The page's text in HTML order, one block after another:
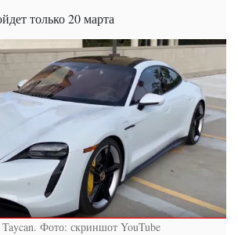
только 20 марта
Taycan. Фото: скриншот YouTube